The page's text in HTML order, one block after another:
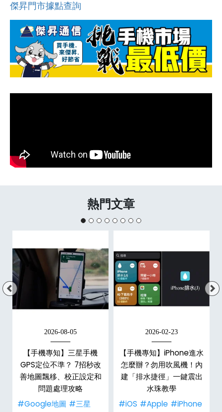
傑昇門市據點查詢
熱門文章
2026-08-05
【手機專知】三星手機
GPS定位不準？ 7招秒改
善地圖飄移、校正設定和
問題處理攻略
#Google地圖 #三星
2026-02-23
【手機專知】iPhone進水
怎麼辦？勿用吹風機！內
建「排水捷徑」一鍵震出
水珠教學
#iOS #Apple #iPhone